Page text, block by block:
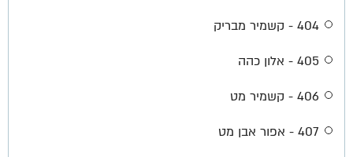
404 - קשמיר מבריק
405 - אלון כהה
406 - קשמיר מט
407 - אפור אבן מט